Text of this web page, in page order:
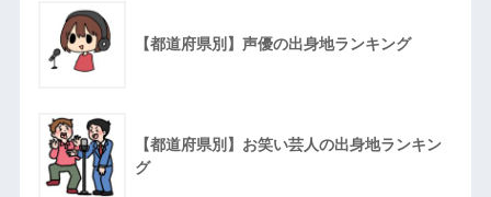
【都道府県別】声優の出身地ランキング
【都道府県別】お笑い芸人の出身地ランキン
グ